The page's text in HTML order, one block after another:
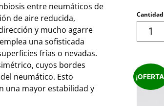
entre neumáticos de
de aire reducida,
y mucho agarre
una sofisticada
frías o nevadas.
cuyos bordes
neumático. Esto
una mayor estabilidad y
Cantidad